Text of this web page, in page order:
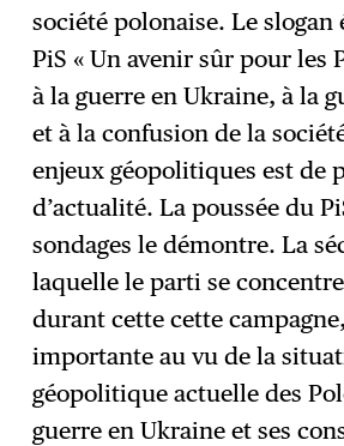
société polonaise. Le
PiS « Un avenir sûr pour les
à la guerre en Ukraine, à la
et à la confusion de la
enjeux géopolitiques est de
d’actualité. La poussée du
sondages le démontre. La
laquelle le parti se
durant cette cette
importante au vu de la
géopolitique actuelle des
guerre en Ukraine et ses